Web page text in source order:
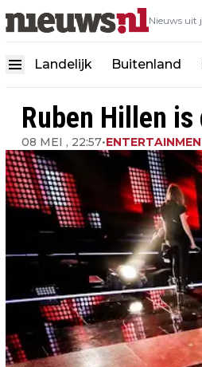
Nieuws uit
Landelijk Buitenland
Ruben Hillen is
08 MEI , 22:57•